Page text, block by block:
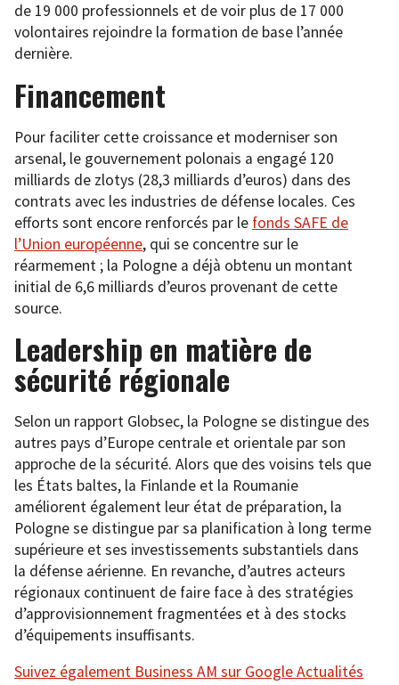
de 19 000 professionnels et de voir plus de 17 000
volontaires rejoindre la formation de base l’année
dernière.
Financement
Pour faciliter cette croissance et moderniser son
arsenal, le gouvernement polonais a engagé 120
milliards de zlotys (28,3 milliards d’euros) dans des
contrats avec les industries de défense locales. Ces
efforts sont encore renforcés par le fonds SAFE de
l’Union européenne, qui se concentre sur le
réarmement ; la Pologne a déjà obtenu un montant
initial de 6,6 milliards d’euros provenant de cette
source.
Leadership en matière de
sécurité régionale
Selon un rapport Globsec, la Pologne se distingue des
autres pays d’Europe centrale et orientale par son
approche de la sécurité. Alors que des voisins tels que
les États baltes, la Finlande et la Roumanie
améliorent également leur état de préparation, la
Pologne se distingue par sa planification à long terme
supérieure et ses investissements substantiels dans
la défense aérienne. En revanche, d’autres acteurs
régionaux continuent de faire face à des stratégies
d’approvisionnement fragmentées et à des stocks
d’équipements insuffisants.
Suivez également Business AM sur Google Actualités